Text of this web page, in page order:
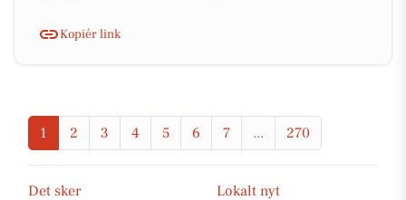
Kopiér link
1 2 3 4 5 6 7 ... 270
Det sker
Lokalt nyt